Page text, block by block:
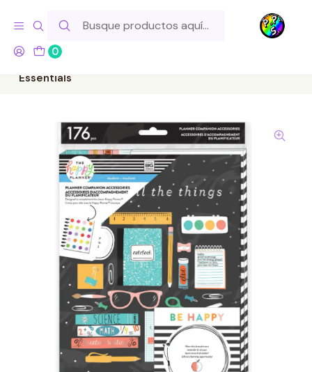
0
Hola! Si tu pedido incluye productos de fabricación propia,
ten en cuenta este tiempo para el despacho
Essentials